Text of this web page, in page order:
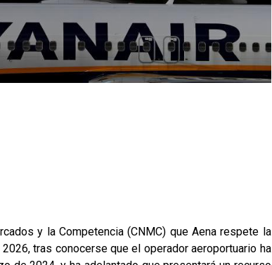
y la Competencia (CNMC) que Aena respete la
tras conocerse que el operador aeroportuario ha